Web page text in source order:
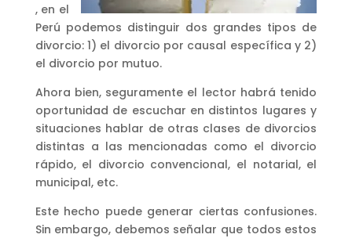
, en el
Perú podemos distinguir dos grandes tipos de
divorcio: 1) el divorcio por causal específica y 2)
el divorcio por mutuo.
Ahora bien, seguramente el lector habrá tenido
oportunidad de escuchar en distintos lugares y
situaciones hablar de otras clases de divorcios
distintas a las mencionadas como el divorcio
rápido, el divorcio convencional, el notarial, el
municipal, etc.
Este hecho puede generar ciertas confusiones.
Sin embargo, debemos señalar que todos estos